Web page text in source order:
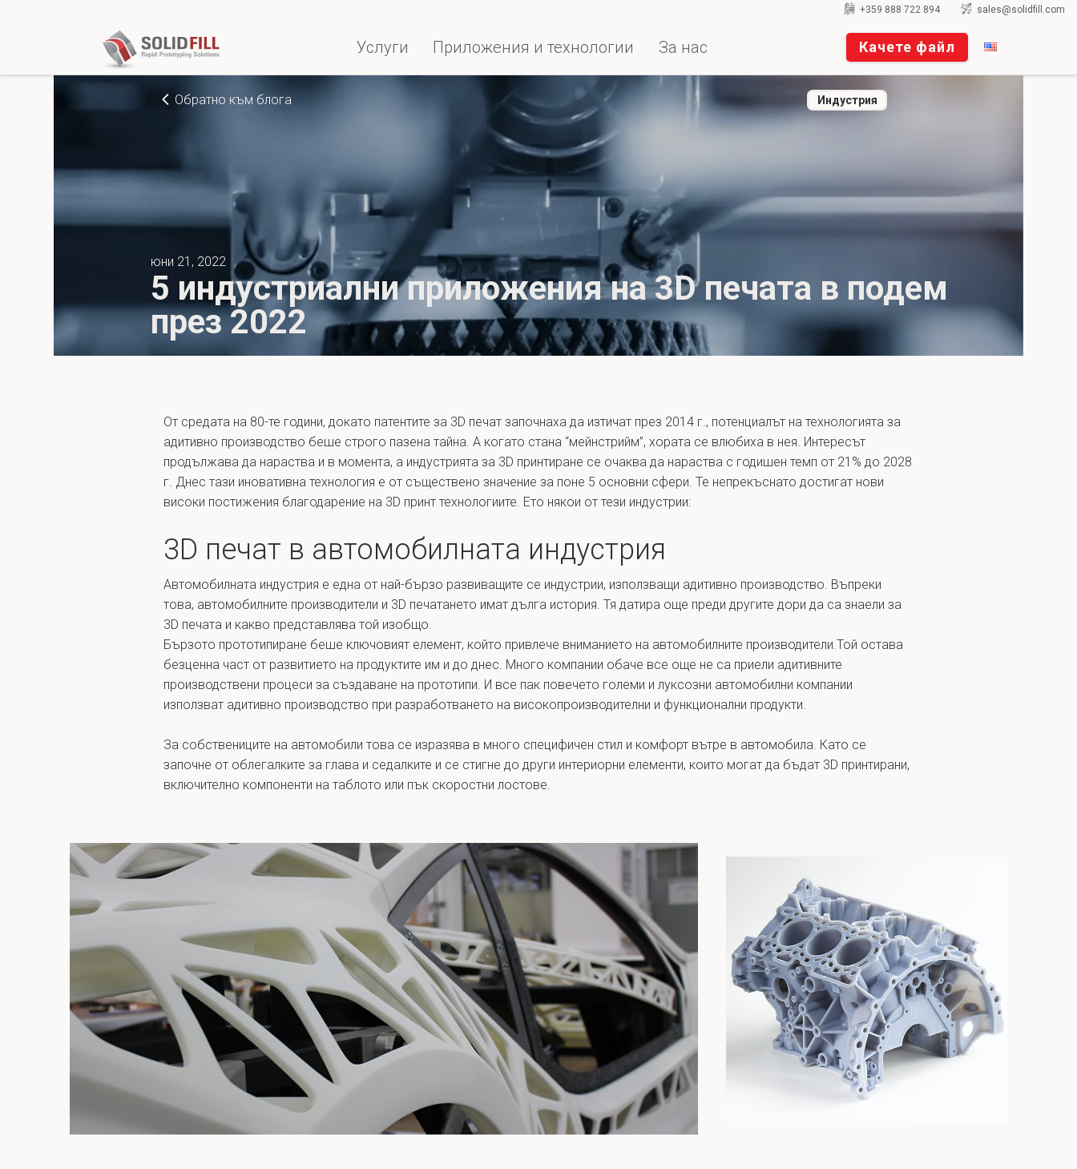
+359 888 722 894 sales@solidfill.com
Услуги Приложения и технологии За нас Качете файл
Обратно към блога Индустрия
юни 21, 2022
5 индустриaлни приложения на 3D печата в подем
през 2022
От средата на 80-те години, докато патентите за 3D печат започнаха да изтичат през 2014 г., потенциалът на технологията за
адитивно производство беше строго пазена тайна. А когато стана “мейнстрийм”, хората се влюбиха в нея. Интересът
продължава да нараства и в момента, а индустрията за 3D принтиране се очаква да нараства с годишен темп от 21% до 2028
г. Днес тази иновативна технология е от съществено значение за поне 5 основни сфери. Те непрекъснато достигат нови
високи постижения благодарение на 3D принт технологиите. Ето някои от тези индустрии:
3D печат в автомобилната индустрия
Автомобилната индустрия е една от най-бързо развиващите се индустрии, използващи адитивно производство. Въпреки
това, автомобилните производители и 3D печатането имат дълга история. Тя датира още преди другите дори да са знаели за
3D печата и какво представлява той изобщо.
Бързото прототипиране беше ключовият елемент, който привлече вниманието на автомобилните производители.Той остава
безценна част от развитието на продуктите им и до днес. Много компании обаче все още не са приели адитивните
производствени процеси за създаване на прототипи. И все пак повечето големи и луксозни автомобилни компании
използват адитивно производство при разработването на високопроизводителни и функционални продукти.
За собствениците на автомобили това се изразява в много специфичен стил и комфорт вътре в автомобила. Като се
започне от облегалките за глава и седалките и се стигне до други интериорни елементи, които могат да бъдат 3D принтирани,
включително компоненти на таблото или пък скоростни лостове.